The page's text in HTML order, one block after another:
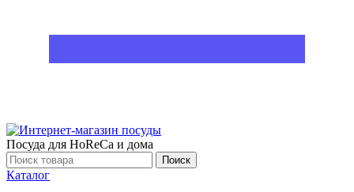
Посуда для HoReCa и дома
Поиск
Каталог